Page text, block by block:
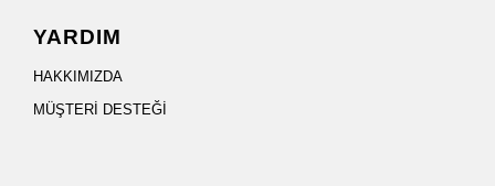
YARDIM
HAKKIMIZDA
MÜŞTERİ DESTEĞİ